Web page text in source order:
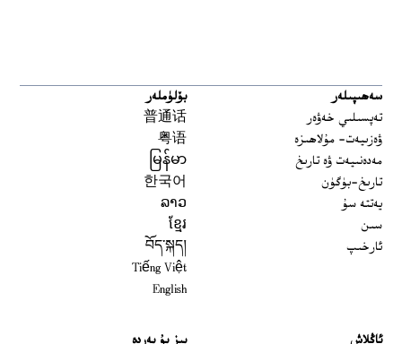
سەھىپىلەر
تەپسىلىي خەۋەر
ۋەزىيەت- مۇلاھىزە
مەدەنىيەت ۋە تارىخ
تارىخ-بۈگۈن
يەتتە سۇ
سىن
ئارخىپ
بۆلۈملەر
普通话
粤语
မြန်မာ
한국어
ລາວ
ខ្មែរ
བོད་སྐད།
Tiếng Việt
English
ئاڭلاش
بىز بۇ يەردە